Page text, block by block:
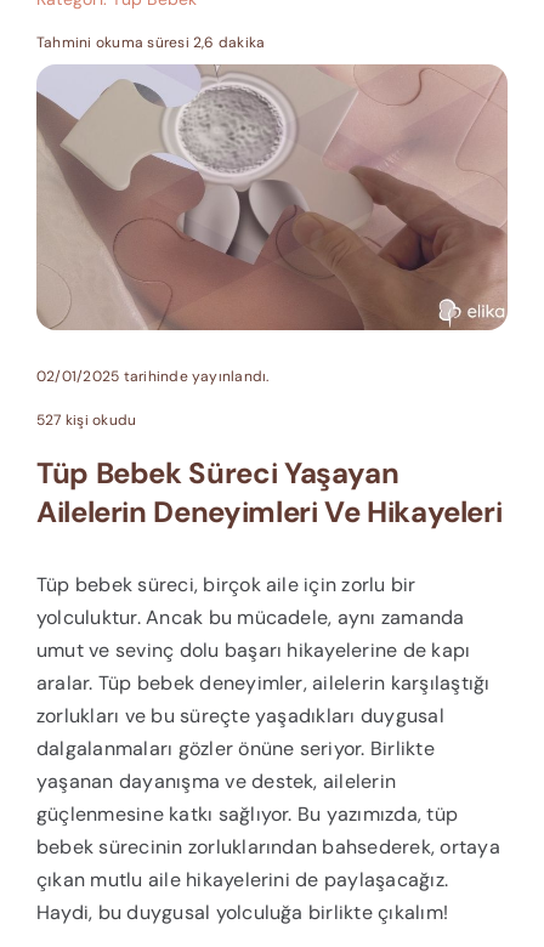
Tahmini okuma süresi 2,6 dakika
02/01/2025 tarihinde yayınlandı.
527 kişi okudu
Tüp Bebek Süreci Yaşayan
Ailelerin Deneyimleri Ve Hikayeleri
Tüp bebek süreci, birçok aile için zorlu bir
yolculuktur. Ancak bu mücadele, aynı zamanda
umut ve sevinç dolu başarı hikayelerine de kapı
aralar. Tüp bebek deneyimler, ailelerin karşılaştığı
zorlukları ve bu süreçte yaşadıkları duygusal
dalgalanmaları gözler önüne seriyor. Birlikte
yaşanan dayanışma ve destek, ailelerin
güçlenmesine katkı sağlıyor. Bu yazımızda, tüp
bebek sürecinin zorluklarından bahsederek, ortaya
çıkan mutlu aile hikayelerini de paylaşacağız.
Haydi, bu duygusal yolculuğa birlikte çıkalım!